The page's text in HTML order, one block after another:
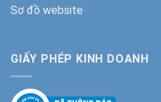
Sơ đồ website
GIẤY PHÉP KINH DOANH